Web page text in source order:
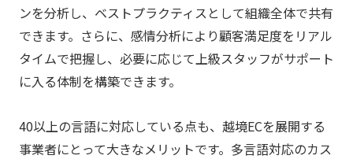
ンを分析し、ベストプラクティスとして組織全体で共有
できます。さらに、感情分析により顧客満足度をリアル
タイムで把握し、必要に応じて上級スタッフがサポート
に入る体制を構築できます。
40以上の言語に対応している点も、越境ECを展開する
事業者にとって大きなメリットです。多言語対応のカス